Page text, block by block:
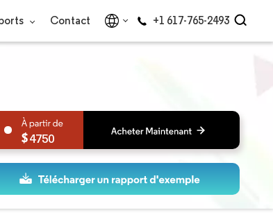
Contact +1 617-765-2493
4750